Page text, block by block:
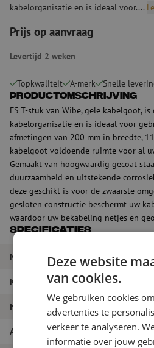
kabelorganisatie en is ideaal voor....
Prijs op aanvraag
Levertijd 2 weken
Topkwaliteit A-merk Snelle
Productomschrijving
FS T-stuk van Wibe, gele kabelgoot,
kabelorganisatie en is ideaal voor
afmetingen van 200 mm in breedte,
kabelgoot voldoende ruimte voor al
Gemaakt van hoogwaardig gecoat
duurzaamheid en uitstekende
deze geschikt is voor de zwaarste
gesloten constructie beschermt uw
waardoor uw bekabeling netjes en
Specificaties
Merk Wibe
Kleur Geel
Itemnaam FS T-stuk
Artikelnummer M00002074
Deze website
van cookies.
We gebruiken cookies
advertenties te
verkeer te analyseren.
informatie over jouw